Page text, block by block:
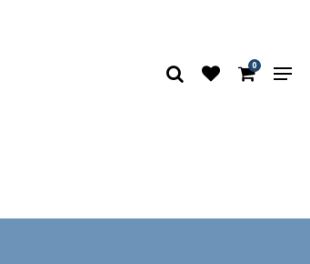
0